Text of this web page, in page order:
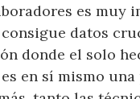
es muy
datos
donde el solo
en sí mismo una